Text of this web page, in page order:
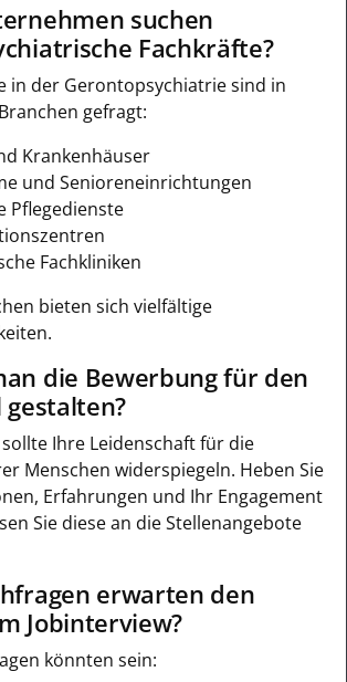
suchen
Fachkräfte?
in der Gerontopsychiatrie sind in
gefragt:
Krankenhäuser
und Senioreneinrichtungen
Pflegedienste
Fachkliniken
bieten sich vielfältige
die Bewerbung für den
gestalten?
Ihre Leidenschaft für die
Menschen widerspiegeln. Heben Sie
Erfahrungen und Ihr Engagement
Sie diese an die Stellenangebote
erwarten den
Jobinterview?
könnten sein: